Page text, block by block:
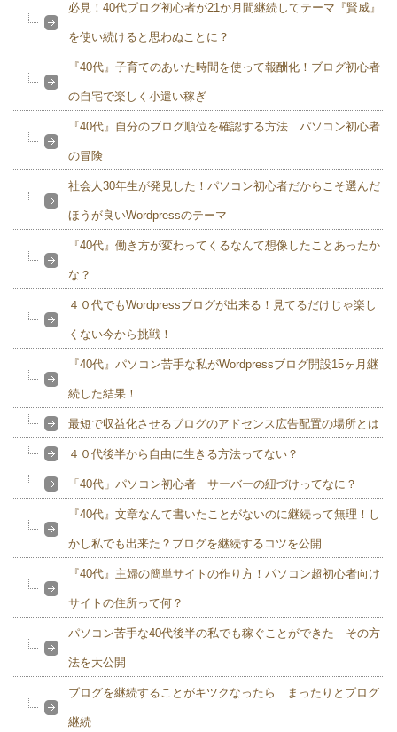
必見！40代ブログ初心者が21か月間継続してテーマ『賢威』
を使い続けると思わぬことに？
『40代』子育てのあいた時間を使って報酬化！ブログ初心者
の自宅で楽しく小遣い稼ぎ
『40代』自分のブログ順位を確認する方法 パソコン初心者
の冒険
社会人30年生が発見した！パソコン初心者だからこそ選んだ
ほうが良いWordpressのテーマ
『40代』働き方が変わってくるなんて想像したことあったか
な？
４０代でもWordpressブログが出来る！見てるだけじゃ楽し
くない今から挑戦！
『40代』パソコン苦手な私がWordpressブログ開設15ヶ月継
続した結果！
最短で収益化させるブログのアドセンス広告配置の場所とは
４０代後半から自由に生きる方法ってない？
「40代」パソコン初心者 サーバーの紐づけってなに？
『40代』文章なんて書いたことがないのに継続って無理！し
かし私でも出来た？ブログを継続するコツを公開
『40代』主婦の簡単サイトの作り方！パソコン超初心者向け
サイトの住所って何？
パソコン苦手な40代後半の私でも稼ぐことができた その方
法を大公開
ブログを継続することがキツクなったら まったりとブログ
継続